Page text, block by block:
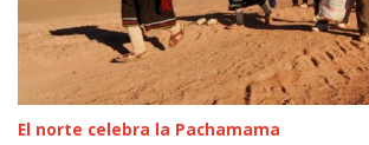
El norte celebra la Pachamama